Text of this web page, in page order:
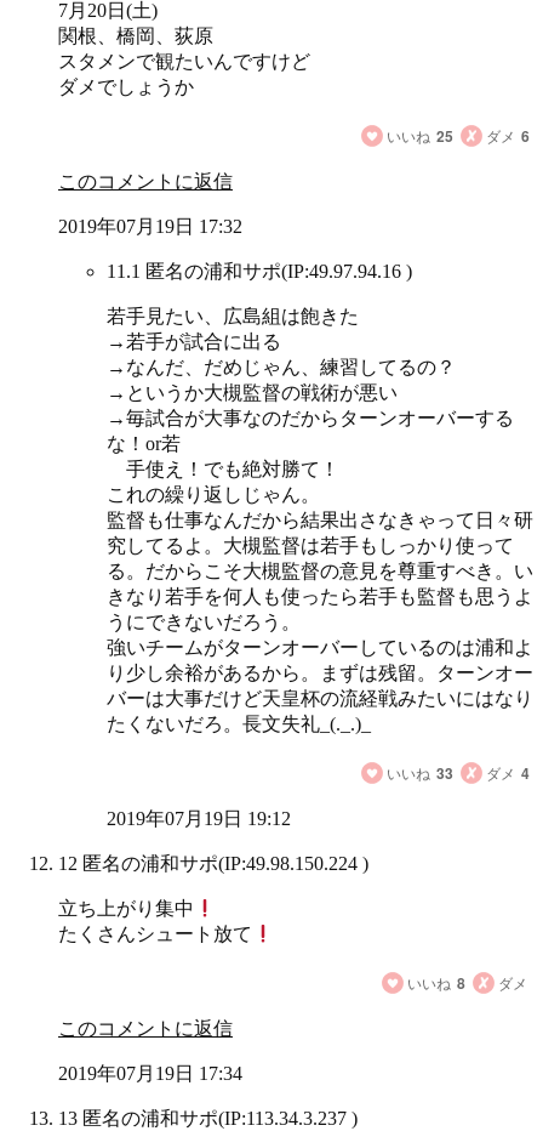
7月20日(土)
関根、橋岡、荻原
スタメンで観たいんですけど
ダメでしょうか
いいね 25 ダメ 6
このコメントに返信
2019年07月19日 17:32
11.1 匿名の浦和サポ(IP:49.97.94.16 )
若手見たい、広島組は飽きた
→若手が試合に出る
→なんだ、だめじゃん、練習してるの？
→というか大槻監督の戦術が悪い
→毎試合が大事なのだからターンオーバーする
な！or若
手使え！でも絶対勝て！
これの繰り返しじゃん。
監督も仕事なんだから結果出さなきゃって日々研
究してるよ。大槻監督は若手もしっかり使って
る。だからこそ大槻監督の意見を尊重すべき。い
きなり若手を何人も使ったら若手も監督も思うよ
うにできないだろう。
強いチームがターンオーバーしているのは浦和よ
り少し余裕があるから。まずは残留。ターンオー
バーは大事だけど天皇杯の流経戦みたいにはなり
たくないだろ。長文失礼_(._.)_
いいね 33 ダメ 4
2019年07月19日 19:12
12 匿名の浦和サポ(IP:49.98.150.224 )
立ち上がり集中
たくさんシュート放て
いいね 8 ダメ
このコメントに返信
2019年07月19日 17:34
13 匿名の浦和サポ(IP:113.34.3.237 )